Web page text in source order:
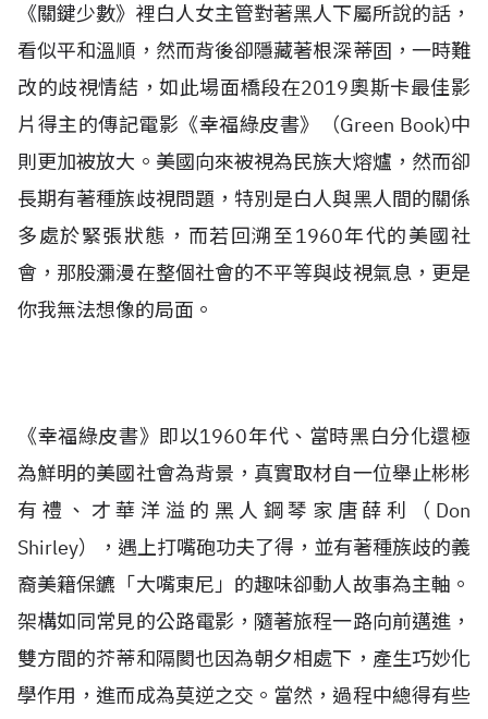
《關鍵少數》裡白人女主管對著黑人下屬所說的話，
看似平和溫順，然而背後卻隱藏著根深蒂固，一時難
改的歧視情結，如此場面橋段在2019奧斯卡最佳影
片得主的傳記電影《幸福綠皮書》（Green Book)中
則更加被放大。美國向來被視為民族大熔爐，然而卻
長期有著種族歧視問題，特別是白人與黑人間的關係
多處於緊張狀態，而若回溯至1960年代的美國社
會，那股瀰漫在整個社會的不平等與歧視氣息，更是
你我無法想像的局面。
《幸福綠皮書》即以1960年代、當時黑白分化還極
為鮮明的美國社會為背景，真實取材自一位舉止彬彬
有禮、才華洋溢的黑人鋼琴家唐薛利（Don
Shirley），遇上打嘴砲功夫了得，並有著種族歧的義
裔美籍保鑣「大嘴東尼」的趣味卻動人故事為主軸。
架構如同常見的公路電影，隨著旅程一路向前邁進，
雙方間的芥蒂和隔閡也因為朝夕相處下，產生巧妙化
學作用，進而成為莫逆之交。當然，過程中總得有些